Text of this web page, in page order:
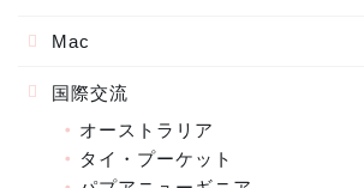
Mac
国際交流
オーストラリア
タイ・プーケット